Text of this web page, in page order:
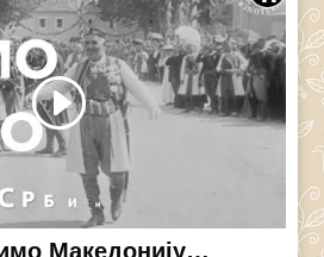
Македонију…